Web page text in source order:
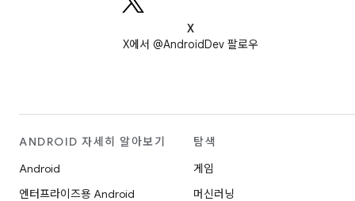
X
X에서 @AndroidDev 팔로우
ANDROID 자세히 알아보기
Android
엔터프라이즈용 Android
탐색
게임
머신러닝